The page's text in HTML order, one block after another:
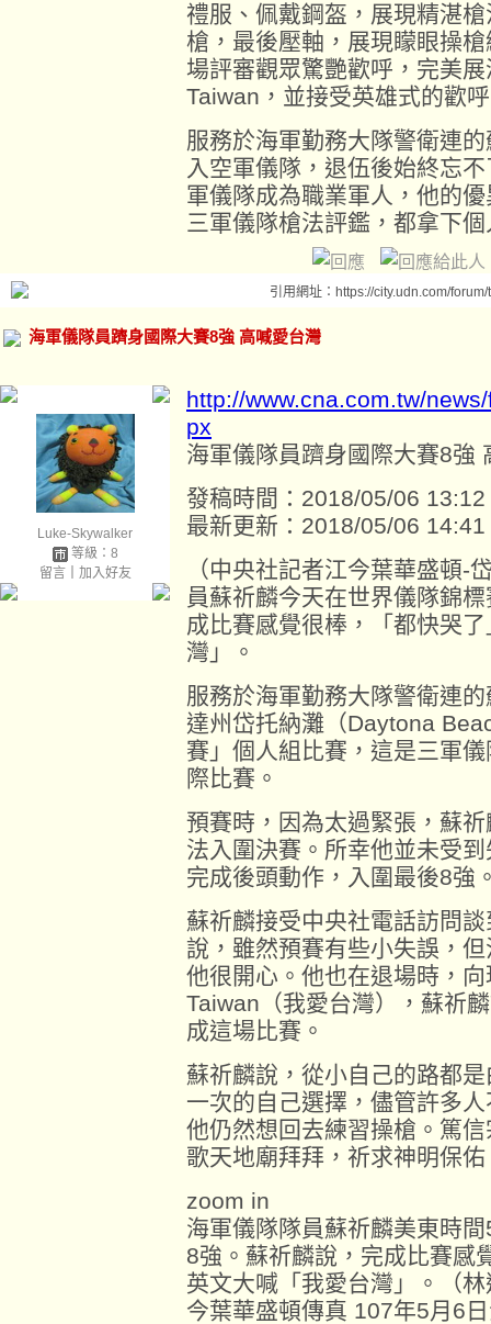
禮服、佩戴鋼盔，展現精湛
槍，最後壓軸，展現矇眼操
場評審觀眾驚艷歡呼，完美
Taiwan，並接受英雄式的歡
服務於海軍勤務大隊警衛連
入空軍儀隊，退伍後始終忘
軍儀隊成為職業軍人，他的
三軍儀隊槍法評鑑，都拿下
引用網址：https://city.udn.com/
海軍儀隊員躋身國際大賽8強 高喊愛台灣
Luke-Skywalker
等級：8
留言｜ 加入好友
http://www.cna.com.tw/
px
海軍儀隊員躋身國際大賽8強
發稿時間：2018/05/06 13:12
最新更新：2018/05/06 14:41
（中央社記者江今葉華盛頓-
員蘇祈麟今天在世界儀隊錦
成比賽感覺很棒，「都快哭
灣」。
服務於海軍勤務大隊警衛連
達州岱托納灘（Daytona
賽」個人組比賽，這是三軍
際比賽。
預賽時，因為太過緊張，蘇
法入圍決賽。所幸他並未受
完成後頭動作，入圍最後8強
蘇祈麟接受中央社電話訪問
說，雖然預賽有些小失誤，
他很開心。他也在退場時，
Taiwan（我愛台灣），蘇祈
成這場比賽。
蘇祈麟說，從小自己的路都
一次的自己選擇，儘管許多
他仍然想回去練習操槍。篤
歌天地廟拜拜，祈求神明保
zoom in
海軍儀隊隊員蘇祈麟美東時
8強。蘇祈麟說，完成比賽感
英文大喊「我愛台灣」。（
今葉華盛頓傳真 107年5月6